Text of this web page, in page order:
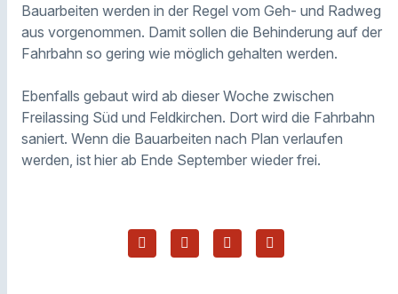
Bauarbeiten werden in der Regel vom Geh- und Radweg
aus vorgenommen. Damit sollen die Behinderung auf der
Fahrbahn so gering wie möglich gehalten werden.
Ebenfalls gebaut wird ab dieser Woche zwischen
Freilassing Süd und Feldkirchen. Dort wird die Fahrbahn
saniert. Wenn die Bauarbeiten nach Plan verlaufen
werden, ist hier ab Ende September wieder frei.